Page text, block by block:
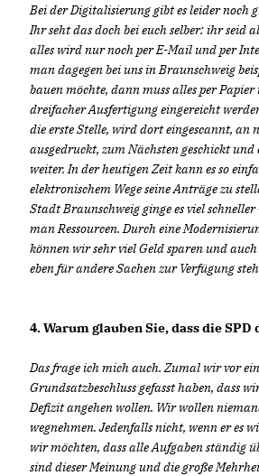
Bei der Digitalisierung gibt es leider noch
Ihr seht das doch bei euch selber: ihr seid
alles wird nur noch per E-Mail und per
man dagegen bei uns in Braunschweig
bauen möchte, dann muss alles per
dreifacher Ausfertigung eingereicht
die erste Stelle, wird dort eingescannt, an
ausgedruckt, zum Nächsten geschickt und
weiter. In der heutigen Zeit kann es so
elektronischem Wege seine Anträge zu
Stadt Braunschweig ginge es viel
man Ressourcen. Durch eine
können wir sehr viel Geld sparen und
eben für andere Sachen zur Verfügung
4. Warum glauben Sie, dass die SPD
Das frage ich mich auch. Zumal wir vor
Grundsatzbeschluss gefasst haben, dass
Defizit angehen wollen. Wir wollen
wegnehmen. Jedenfalls nicht, wenn er es
wir möchten, dass alle Aufgaben ständig
sind dieser Meinung und die große